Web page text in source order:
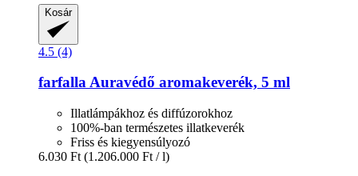
Kosár
4.5 (4)
farfallaAuravédő aromakeverék, 5 ml
Illatlámpákhoz és diffúzorokhoz
100%-ban természetes illatkeverék
Friss és kiegyensúlyozó
6.030 Ft (1.206.000 Ft / l)